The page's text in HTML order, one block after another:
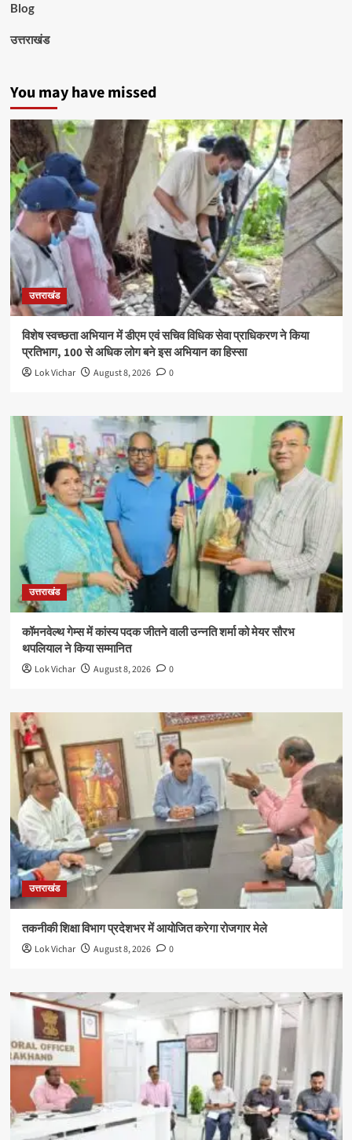
Blog
उत्तराखंड
You may have missed
उत्तराखंड
विशेष स्वच्छता अभियान में डीएम एवं सचिव विधिक सेवा प्राधिकरण ने किया
प्रतिभाग, 100 से अधिक लोग बने इस अभियान का हिस्सा
Lok Vichar August 8, 2026 0
उत्तराखंड
कॉमनवेल्थ गेम्स में कांस्य पदक जीतने वाली उन्नति शर्मा को मेयर सौरभ
थपलियाल ने किया सम्मानित
Lok Vichar August 8, 2026 0
उत्तराखंड
तकनीकी शिक्षा विभाग प्रदेशभर में आयोजित करेगा रोजगार मेले
Lok Vichar August 8, 2026 0